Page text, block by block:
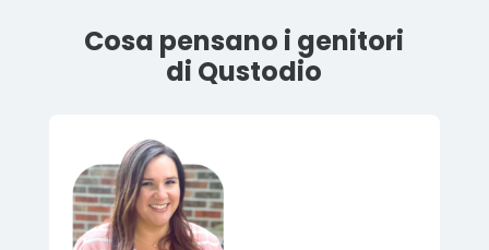
Cosa pensano i genitori
di Qustodio